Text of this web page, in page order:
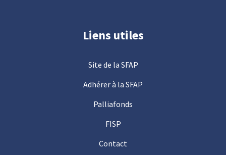
Liens utiles
Site de la SFAP
Adhérer à la SFAP
Palliafonds
FISP
Contact